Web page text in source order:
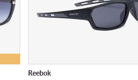
Reebok